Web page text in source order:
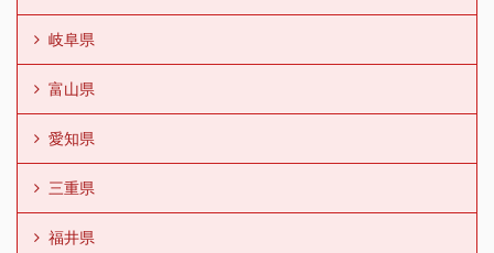
岐阜県
富山県
愛知県
三重県
福井県